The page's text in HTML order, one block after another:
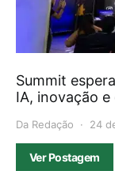
Summit
IA, inovação
Da Redação 24
Ver Postagem